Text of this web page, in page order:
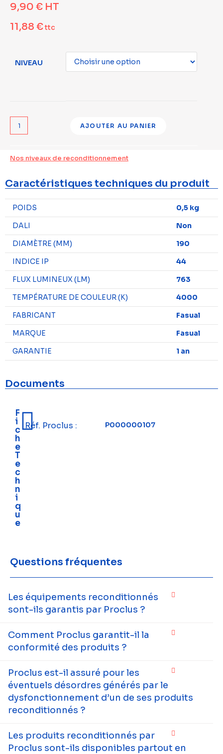
9,90 € HT
11,88 €ttc
NIVEAU
AJOUTER AU PANIER
Nos niveaux de reconditionnement
Caractéristiques techniques du produit
POIDS
0,5 kg
DALI
Non
DIAMÈTRE (MM)
190
INDICE IP
44
FLUX LUMINEUX (LM)
763
TEMPÉRATURE DE COULEUR (K)
4000
FABRICANT
Fasual
MARQUE
Fasual
GARANTIE
1 an
Documents
F
i
c
h
e
T
e
c
h
n
i
q
u
e
Réf. Proclus : P000000107
Questions fréquentes
Les équipements reconditionnés
sont-ils garantis par Proclus ?
Comment Proclus garantit-il la
conformité des produits ?
Proclus est-il assuré pour les
éventuels désordres générés par le
dysfonctionnement d’un de ses produits
reconditionnés ?
Les produits reconditionnés par
Proclus sont-ils disponibles partout en